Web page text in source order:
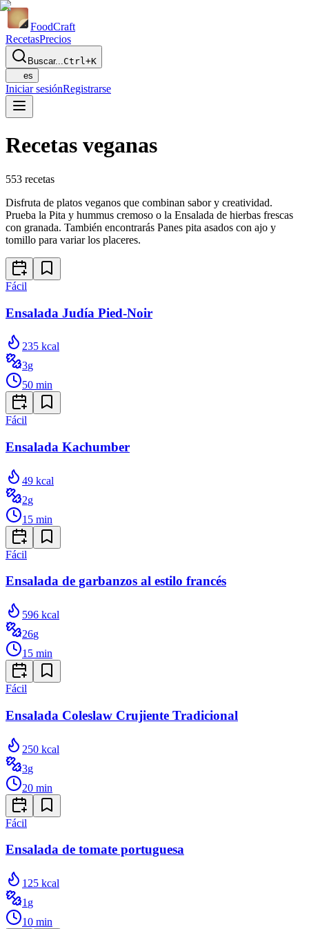
FoodCraft
RecetasPrecios
Buscar...Ctrl+K
es
Iniciar sesiónRegistrarse
Recetas veganas
553 recetas
Disfruta de platos veganos que combinan sabor y creatividad.
Prueba la Pita y hummus cremoso o la Ensalada de hierbas frescas
con granada. También encontrarás Panes pita asados con ajo y
tomillo para variar los placeres.
Fácil
Ensalada Judía Pied-Noir
235 kcal
3g
50 min
Fácil
Ensalada Kachumber
49 kcal
2g
15 min
Fácil
Ensalada de garbanzos al estilo francés
596 kcal
26g
15 min
Fácil
Ensalada Coleslaw Crujiente Tradicional
250 kcal
3g
20 min
Fácil
Ensalada de tomate portuguesa
125 kcal
1 g
10 min